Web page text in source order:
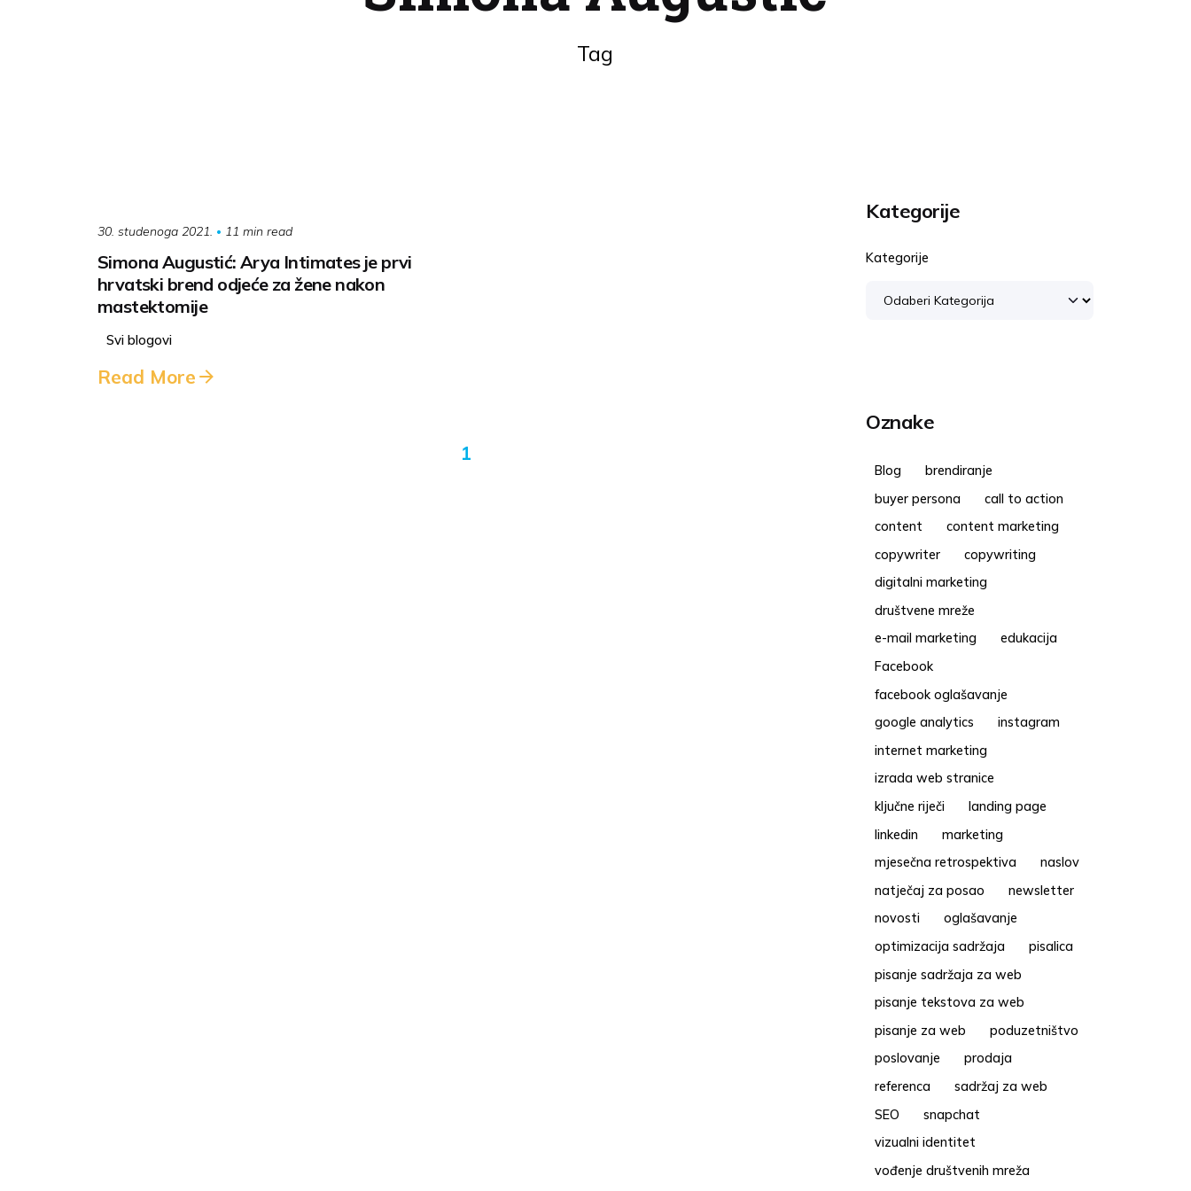
Tag
30. studenoga 2021. 11 min read
Simona Augustić: Arya Intimates je prvi
hrvatski brend odjeće za žene nakon
mastektomije
Svi blogovi
Read More
1
Kategorije
Kategorije
Oznake
Blog
brendiranje
buyer persona
call to action
content
content marketing
copywriter
copywriting
digitalni marketing
društvene mreže
e-mail marketing
edukacija
Facebook
facebook oglašavanje
google analytics
instagram
internet marketing
izrada web stranice
ključne riječi
landing page
linkedin
marketing
mjesečna retrospektiva
naslov
natječaj za posao
newsletter
novosti
oglašavanje
optimizacija sadržaja
pisalica
pisanje sadržaja za web
pisanje tekstova za web
pisanje za web
poduzetništvo
poslovanje
prodaja
referenca
sadržaj za web
SEO
snapchat
vizualni identitet
vođenje društvenih mreža